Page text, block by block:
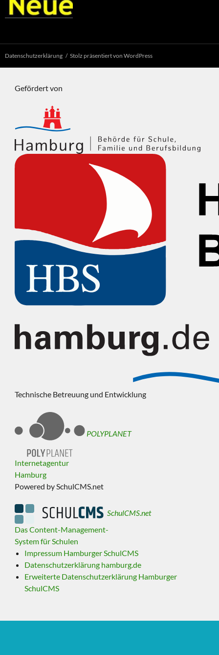
Datenschutzerklärung Stolz präsentiert von WordPress
Gefördert von
Technische Betreuung und Entwicklung
POLYPLANET
Internetagentur
Hamburg
Powered by SchulCMS.net
SchulCMS.net
Das Content-Management-
System für Schulen
Impressum Hamburger SchulCMS
Datenschutzerklärung hamburg.de
Erweiterte Datenschutzerklärung Hamburger
SchulCMS